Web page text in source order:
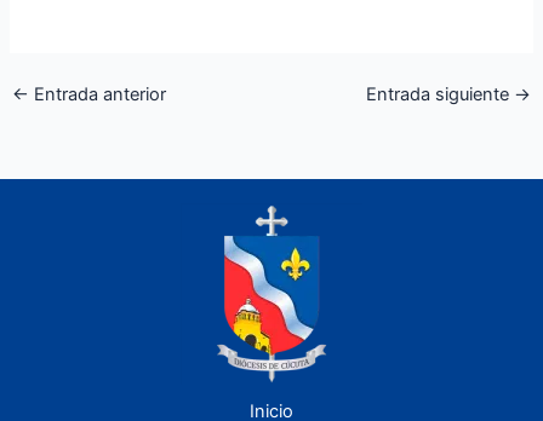
← Entrada anterior Entrada siguiente →
Inicio